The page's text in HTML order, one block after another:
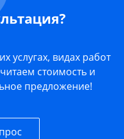
услугах, видах работ
стоимость и
предложение!